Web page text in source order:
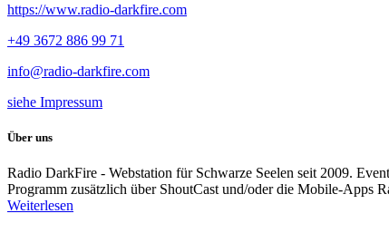
https://www.radio-darkfire.com
+49 3672 886 99 71
info@radio-darkfire.com
siehe Impressum
Über uns
Radio DarkFire - Webstation für Schwarze Seelen seit 2009.
Programm zusätzlich über ShoutCast und/oder die Mobile-Apps
Weiterlesen